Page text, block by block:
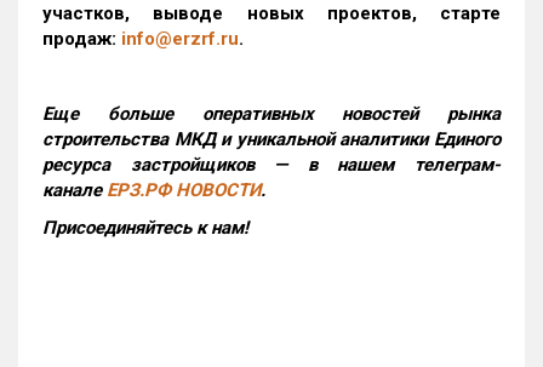
участков, выводе новых проектов, старте
продаж: info@erzrf.ru.
Еще больше оперативных новостей рынка
строительства МКД и уникальной аналитики Единого
ресурса застройщиков — в нашем телеграм-
канале ЕРЗ.РФ НОВОСТИ.
Присоединяйтесь к нам!